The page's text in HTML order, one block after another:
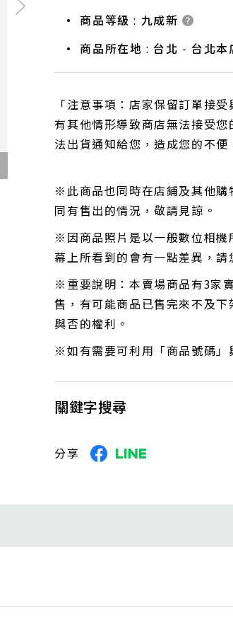
商品等級 : 九成新
商品所在地 : 台北 - 台北本
「注意事項：店家保留訂單接
有其他情形導致商店無法接受
法出貨通知給您，造成您的不便
※此商品也同時在店鋪及其他購
同有售出的情況，敬請見諒。
※因商品照片是以一般數位相機
幕上所看到的會有一點差異，請
※重要說明：本賣場商品有3家
售，有可能商品已售完來不及
與否的權利。
※如有需要可利用「商品號碼」
關鍵字搜尋
分享